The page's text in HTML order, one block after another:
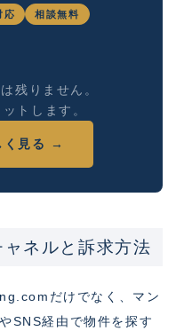
応 相談無料
残りません。
トします。
く見る →
ネルと訴求方法
だけでなく、マン
SNS経由で物件を探す